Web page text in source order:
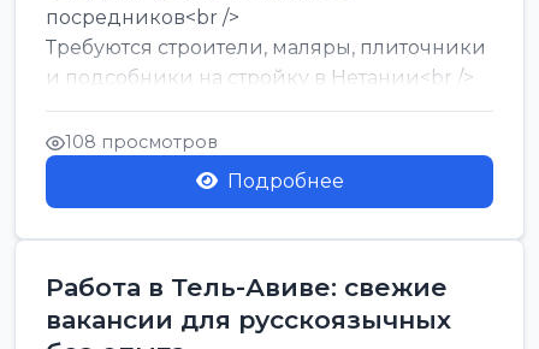
посредников<br />
Требуются строители, маляры, плиточники
и подсобники на стройку в Нетании<br />
Срочно требуются горничные, уборщи...
108 просмотров
Подробнее
Работа в Тель-Авиве: свежие
вакансии для русскоязычных